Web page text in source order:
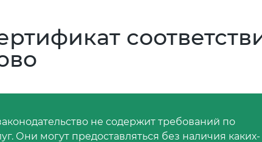
не содержит требований по
Они могут предоставляться без наличия каких-